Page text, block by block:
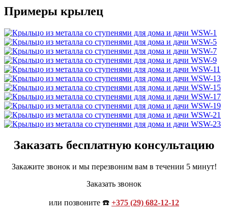
Примеры крылец
Заказать бесплатную консультацию
Закажите звонок и мы перезвоним вам в течении 5 минут!
Заказать звонок
или позвоните ☎️ +375 (29) 682-12-12